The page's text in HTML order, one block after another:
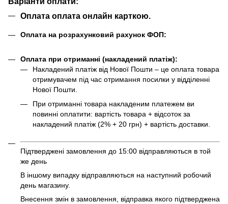
Оплата оплата онлайн карткою.
Оплата на розрахунковий рахунок ФОП:
Оплата при отриманні (накладений платіж):
Накладений платіж від Нової Пошти – це оплата товара
отримувачем під час отримання посилки у відділенні
Нової Пошти.
При отриманні товара накладеним платежем ви
повинні оплатити: вартість товара + відсоток за
накладений платіж (2% + 20 грн) + вартість доставки.
Підтверджені замовлення до 15:00 відправляються в той
же день
В іншому випадку відправляються на наступний робочий
день магазину.
Внесення змін в замовлення, відправка якого підтверджена